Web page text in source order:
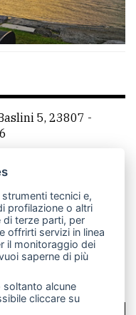
5, 23807 -
RSS
tecnici e,
profilazione o altri
di terze parti, per
offrirti servizi in linea
il monitoraggio dei
saperne di più
soltanto alcune
cliccare su